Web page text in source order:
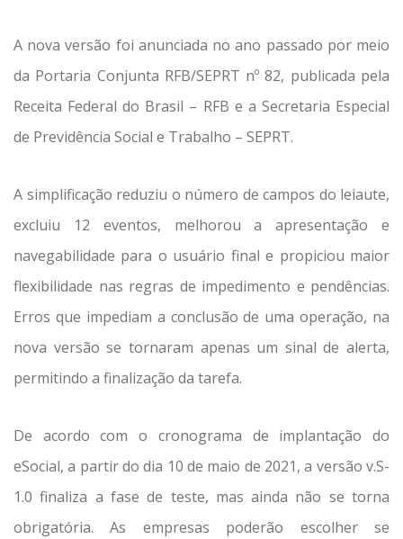
A nova versão foi anunciada no ano passado por meio
da Portaria Conjunta RFB/SEPRT nº 82, publicada pela
Receita Federal do Brasil – RFB e a Secretaria Especial
de Previdência Social e Trabalho – SEPRT.
A simplificação reduziu o número de campos do leiaute,
excluiu 12 eventos, melhorou a apresentação e
navegabilidade para o usuário final e propiciou maior
flexibilidade nas regras de impedimento e pendências.
Erros que impediam a conclusão de uma operação, na
nova versão se tornaram apenas um sinal de alerta,
permitindo a finalização da tarefa.
De acordo com o cronograma de implantação do
eSocial, a partir do dia 10 de maio de 2021, a versão v.S-
1.0 finaliza a fase de teste, mas ainda não se torna
obrigatória. As empresas poderão escolher se